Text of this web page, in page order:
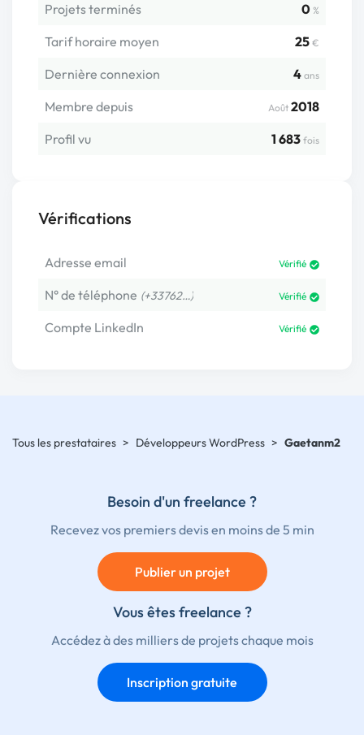
Projets terminés 0 %
Tarif horaire moyen 25 €
Dernière connexion 4 ans
Membre depuis Août 2018
Profil vu
1 683 fois
Vérifications
Adresse email Vérifié
N° de téléphone (+33762…) Vérifié
Compte LinkedIn Vérifié
Tous les prestataires > Développeurs WordPress > Gaetanm2
Besoin d'un freelance ?
Recevez vos premiers devis en moins de 5 min
Publier un projet
Vous êtes freelance ?
Accédez à des milliers de projets chaque mois
Inscription gratuite